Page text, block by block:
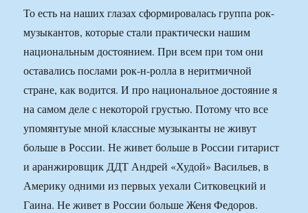
То есть на наших глазах сформировалась группа рок-
музыкантов, которые стали практически нашим
национальным достоянием. При всем при том они
оставались послами рок-н-ролла в неритмичной
стране, как водится. И про национальное достояние я
на самом деле с некоторой грустью. Потому что все
упомянтуые мной классные музыканты не живут
больше в России. Не живет больше в России гитарист
и аранжировщик ДДТ Андрей «Худой» Васильев, в
Америку одними из первых уехали Ситковецкий и
Гаина. Не живет в России больше Женя Федоров.